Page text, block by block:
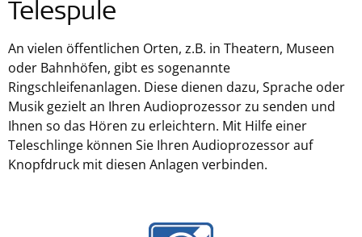
Telespule
An vielen öffentlichen Orten, z.B. in Theatern, Museen
oder Bahnhöfen, gibt es sogenannte
Ringschleifenanlagen. Diese dienen dazu, Sprache oder
Musik gezielt an Ihren Audioprozessor zu senden und
Ihnen so das Hören zu erleichtern. Mit Hilfe einer
Teleschlinge können Sie Ihren Audioprozessor auf
Knopfdruck mit diesen Anlagen verbinden.